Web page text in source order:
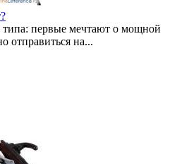
первые мечтают о мощной
отправиться на...